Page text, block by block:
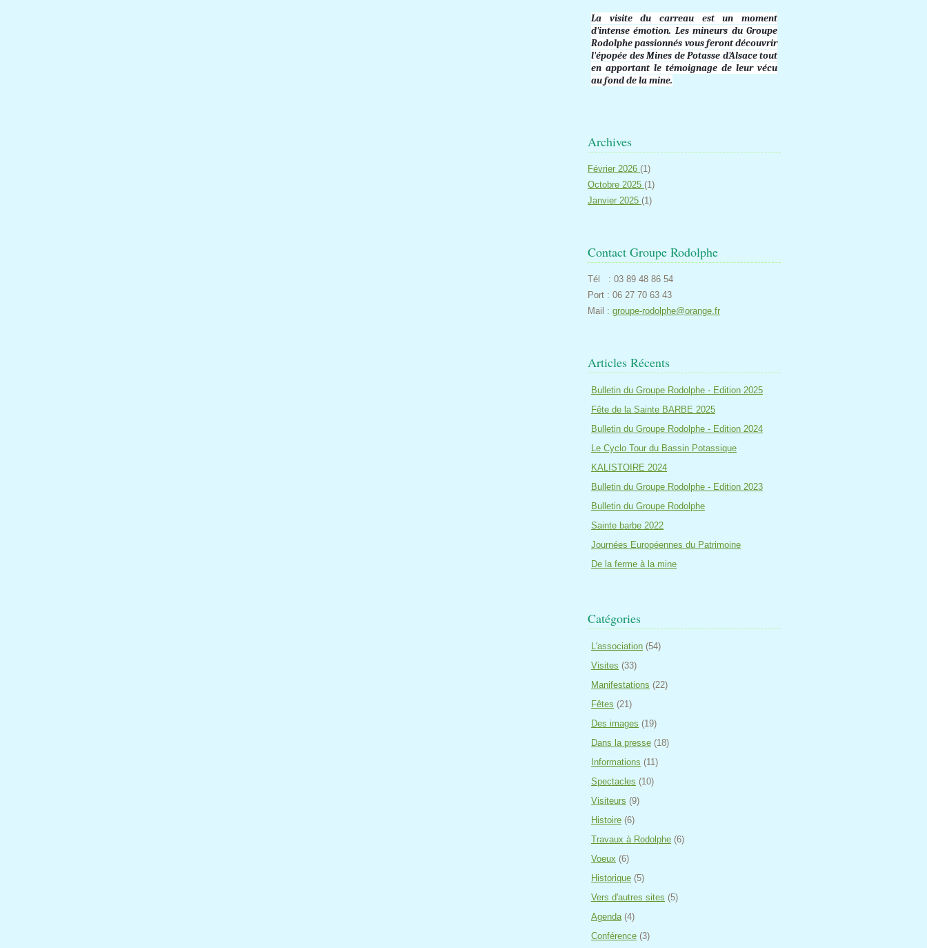
La visite du carreau est un moment
d'intense émotion. Les mineurs du Groupe
Rodolphe passionnés vous feront découvrir
l'épopée des Mines de Potasse d'Alsace tout
en apportant le témoignage de leur vécu
au fond de la mine.
Archives
Février 2026 (1)
Octobre 2025 (1)
Janvier 2025 (1)
Contact Groupe Rodolphe
Tél : 03 89 48 86 54
Port : 06 27 70 63 43
Mail : groupe-rodolphe@orange.fr
Articles Récents
Bulletin du Groupe Rodolphe - Edition 2025
Fête de la Sainte BARBE 2025
Bulletin du Groupe Rodolphe - Edition 2024
Le Cyclo Tour du Bassin Potassique
KALISTOIRE 2024
Bulletin du Groupe Rodolphe - Edition 2023
Bulletin du Groupe Rodolphe
Sainte barbe 2022
Journées Européennes du Patrimoine
De la ferme à la mine
Catégories
L'association (54)
Visites (33)
Manifestations (22)
Fêtes (21)
Des images (19)
Dans la presse (18)
Informations (11)
Spectacles (10)
Visiteurs (9)
Histoire (6)
Travaux à Rodolphe (6)
Voeux (6)
Historique (5)
Vers d'autres sites (5)
Agenda(4)
Conférence (3)